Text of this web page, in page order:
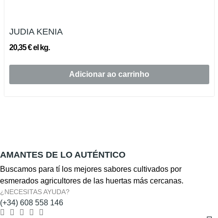
JUDIA KENIA
20,35 € el kg.
Adicionar ao carrinho
AMANTES DE LO AUTÉNTICO
Buscamos para tí los mejores sabores cultivados por
esmerados agricultores de las huertas más cercanas.
¿NECESITAS AYUDA?
(+34) 608 558 146